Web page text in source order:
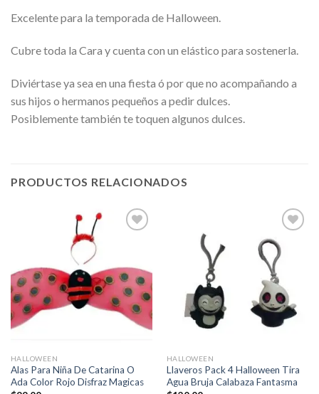
Excelente para la temporada de Halloween.
Cubre toda la Cara y cuenta con un elástico para sostenerla.
Diviértase ya sea en una fiesta ó por que no acompañando a
sus hijos o hermanos pequeños a pedir dulces.
Posiblemente también te toquen algunos dulces.
PRODUCTOS RELACIONADOS
deseos
HALLOWEEN
Alas Para Niña De Catarina O
Ada Color Rojo Disfraz Magicas
Añadir
a la
lista de
deseos
HALLOWEEN
Llaveros Pack 4 Halloween Tira
Agua Bruja Calabaza Fantasma